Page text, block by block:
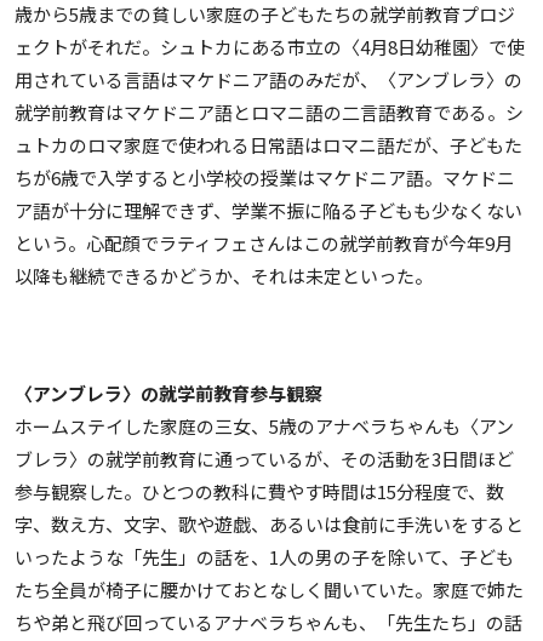
歳から5歳までの貧しい家庭の子どもたちの就学前教育プロジ
ェクトがそれだ。シュトカにある市立の〈4月8日幼稚園〉で使
用されている言語はマケドニア語のみだが、〈アンブレラ〉の
就学前教育はマケドニア語とロマニ語の二言語教育である。シ
ュトカのロマ家庭で使われる日常語はロマニ語だが、子どもた
ちが6歳で入学すると小学校の授業はマケドニア語。マケドニ
ア語が十分に理解できず、学業不振に陥る子どもも少なくない
という。心配顔でラティフェさんはこの就学前教育が今年9月
以降も継続できるかどうか、それは未定といった。
〈アンブレラ〉の就学前教育参与観察
ホームステイした家庭の三女、5歳のアナベラちゃんも〈アン
ブレラ〉の就学前教育に通っているが、その活動を3日間ほど
参与観察した。ひとつの教科に費やす時間は15分程度で、数
字、数え方、文字、歌や遊戯、あるいは食前に手洗いをすると
いったような「先生」の話を、1人の男の子を除いて、子ども
たち全員が椅子に腰かけておとなしく聞いていた。家庭で姉た
ちや弟と飛び回っているアナベラちゃんも、「先生たち」の話